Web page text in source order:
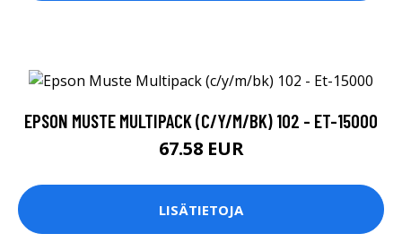
EPSON MUSTE MULTIPACK (C/Y/M/BK) 102 - ET-15000
67.58 EUR
LISÄTIETOJA